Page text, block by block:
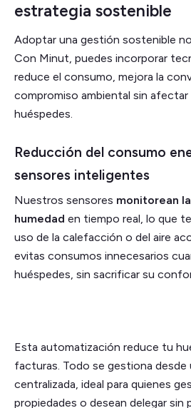
estrategia sostenible
Adoptar una gestión sostenible
Con Minut, puedes incorporar
reduce el consumo, mejora la
compromiso ambiental sin afectar
huéspedes.
Reducción del consumo
sensores inteligentes
Nuestros sensores monitorean
humedad en tiempo real, lo que
uso de la calefacción o del aire
evitas consumos innecesarios
huéspedes, sin sacrificar su
Esta automatización reduce tu
facturas. Todo se gestiona desde
centralizada, ideal para quienes
propiedades o desean delegar sin